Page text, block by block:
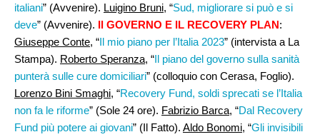
italiani” (Avvenire). Luigino Bruni, “Sud, migliorare si può e si
deve” (Avvenire). Il GOVERNO E IL RECOVERY PLAN:
Giuseppe Conte, “Il mio piano per l’Italia 2023” (intervista a La
Stampa). Roberto Speranza, “Il piano del governo sulla sanità
punterà sulle cure domiciliari” (colloquio con Cerasa, Foglio).
Lorenzo Bini Smaghi, “Recovery Fund, soldi sprecati se l’Italia
non fa le riforme” (Sole 24 ore). Fabrizio Barca, “Dal Recovery
Fund più potere ai giovani” (Il Fatto). Aldo Bonomi, “Gli invisibili